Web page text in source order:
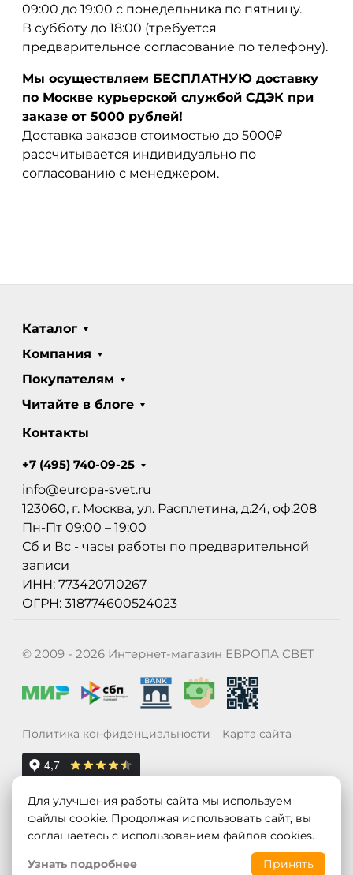
09:00 до 19:00 с понедельника по пятницу.
В субботу до 18:00 (требуется
предварительное согласование по телефону).
Мы осуществляем БЕСПЛАТНУЮ доставку
по Москве курьерской службой СДЭК при
заказе от 5000 рублей!
Доставка заказов стоимостью до 5000₽
рассчитывается индивидуально по
согласованию с менеджером.
Каталог
Компания
Покупателям
Читайте в блоге
Контакты
+7 (495) 740-09-25
info@europa-svet.ru
123060, г. Москва, ул. Расплетина, д.24, оф.208
Пн-Пт 09:00 – 19:00
Сб и Вс - часы работы по предварительной
записи
ИНН: 773420710267
ОГРН: 318774600524023
© 2009 - 2026 Интернет-магазин ЕВРОПА СВЕТ
Политика конфиденциальности Карта сайта
Для улучшения работы сайта мы используем
файлы cookie. Продолжая использовать сайт, вы
соглашаетесь с использованием файлов cookies.
Узнать подробнее
Принять